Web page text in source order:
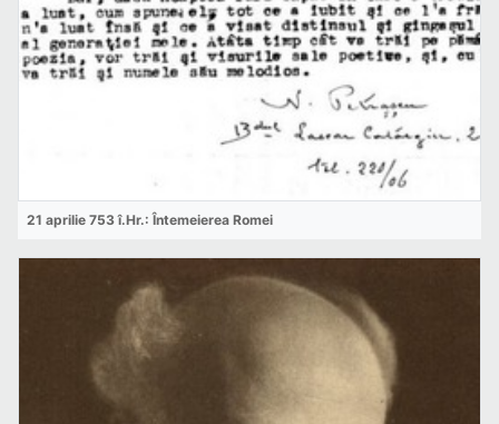
21 aprilie 753 î.Hr.: Întemeierea Romei